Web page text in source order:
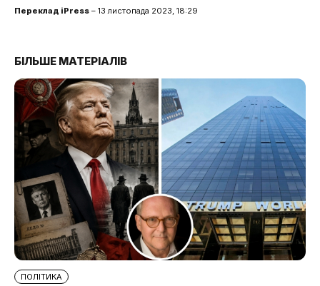
Переклад iPress – 13 листопада 2023, 18:29
БІЛЬШЕ МАТЕРІАЛІВ
ПОЛІТИКА